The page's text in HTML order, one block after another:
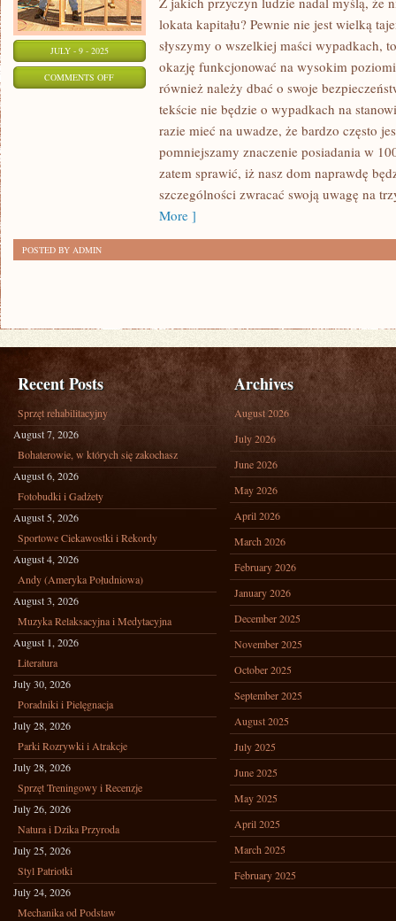
JULY - 9 - 2025
COMMENTS OFFON
lokata kapitału? Pewnie nie jest wielką
słyszymy o wszelkiej maści wypadkach,
okazję funkcjonować na wysokim
również należy dbać o swoje
tekście nie będzie o wypadkach na
razie mieć na uwadze, że bardzo często
pomniejszamy znaczenie posiadania w
zatem sprawić, iż nasz dom naprawdę
szczególności zwracać swoją uwagę na
More ]
POSTED BY ADMIN
Recent Posts
Sprzęt rehabilitacyjny
August 7, 2026
Bohaterowie, w których się zakochasz
August 6, 2026
Fotobudki i Gadżety
August 5, 2026
Sportowe Ciekawostki i Rekordy
August 4, 2026
Andy (Ameryka Południowa)
August 3, 2026
Muzyka Relaksacyjna i Medytacyjna
August 1, 2026
Literatura
July 30, 2026
Poradniki i Pielęgnacja
July 28, 2026
Parki Rozrywki i Atrakcje
July 28, 2026
Sprzęt Treningowy i Recenzje
July 26, 2026
Natura i Dzika Przyroda
July 25, 2026
Styl Patriotki
July 24, 2026
Mechanika od Podstaw
Archives
August 2026
July 2026
June 2026
May 2026
April 2026
March 2026
February 2026
January 2026
December 2025
November 2025
October 2025
September 2025
August 2025
July 2025
June 2025
May 2025
April 2025
March 2025
February 2025